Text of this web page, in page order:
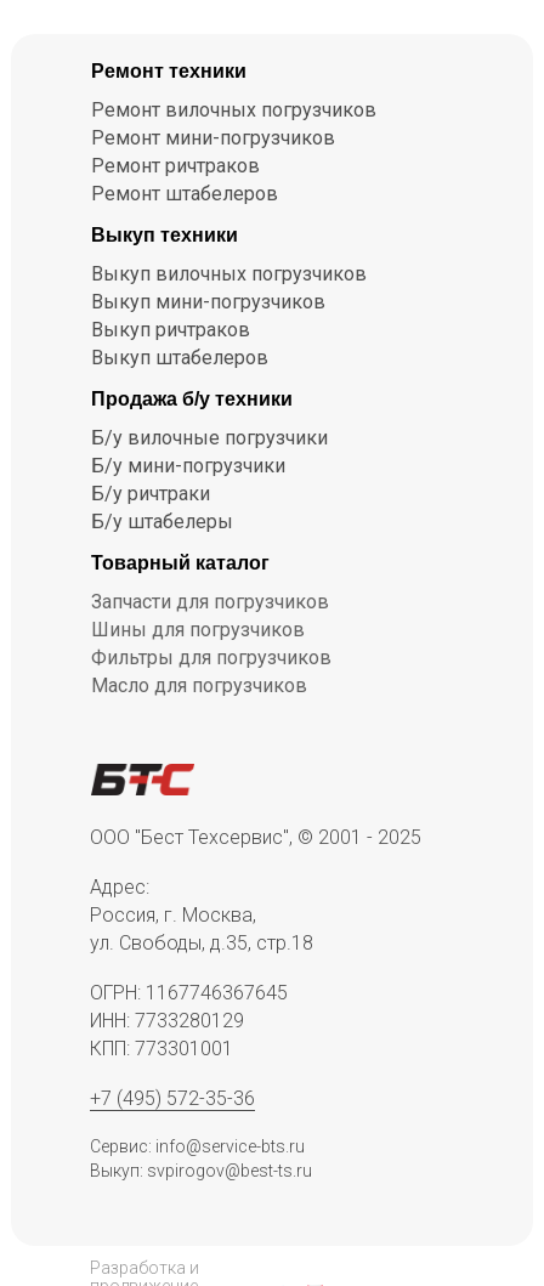
Ремонт вилочных погрузчиков
Ремонт мини-погрузчиков
Ремонт ричтраков
Ремонт штабелеров
Ремонт техники
Выкуп техники
Выкуп вилочных погрузчиков
Выкуп мини-погрузчиков
Выкуп ричтраков
Выкуп штабелеров
Продажа б/у техники
Б/у вилочные погрузчики
Б/у мини-погрузчики
Б/у ричтраки
Б/у штабелеры
Товарный каталог
Запчасти для погрузчиков
Шины для погрузчиков
Фильтры для погрузчиков
Масло для погрузчиков
ООО "Бест Техсервис", © 2001 - 2025
Адрес:
Россия, г. Москва,
ул. Свободы, д.35, стр.18
ОГРН: 1167746367645
ИНН: 7733280129
КПП: 773301001
+7 (495) 572-35-36
Сервис: info@service-bts.ru
Выкуп: svpirogov@best-ts.ru
Разработка и